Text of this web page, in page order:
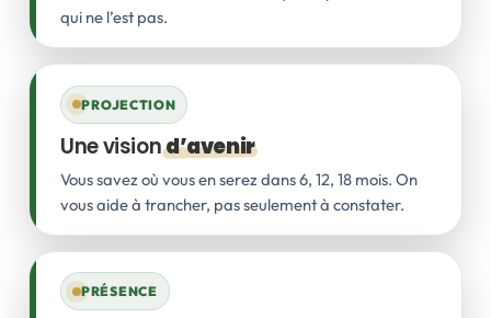
qui ne l’est pas.
PROJECTION
Une visiond’avenir
Vous savez où vous en serez dans 6, 12, 18 mois. On
vous aide à trancher, pas seulement à constater.
PRÉSENCE